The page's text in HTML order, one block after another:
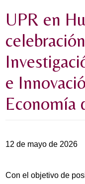
UPR en
e
Economía
12 de mayo de 2026
Con el objetivo de